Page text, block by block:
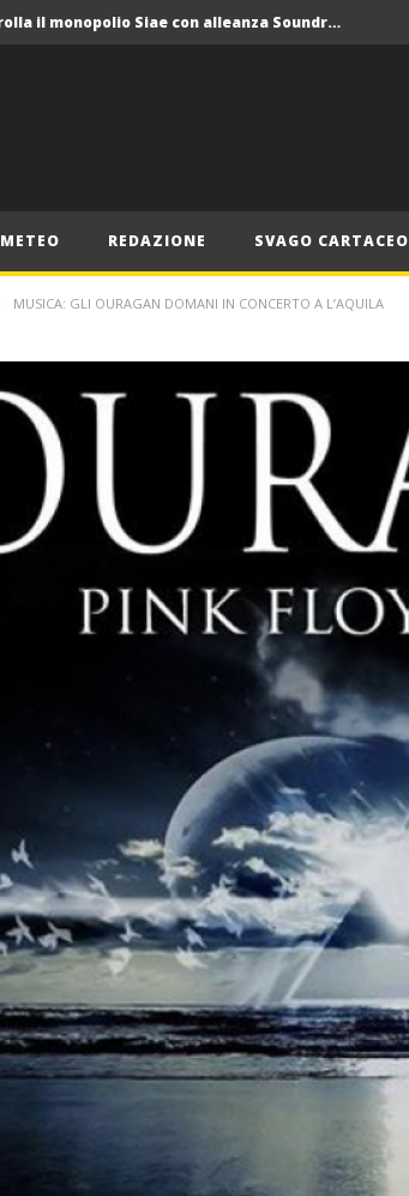
Crolla il monopolio Siae con alleanza Soundreef – LEA
Crolla il monopolio Siae con alleanza Soundreef – LEA
METEO REDAZIONE SVAGO CARTACEO
MUSICA: GLI OURAGAN DOMANI IN CONCERTO A L’AQUILA